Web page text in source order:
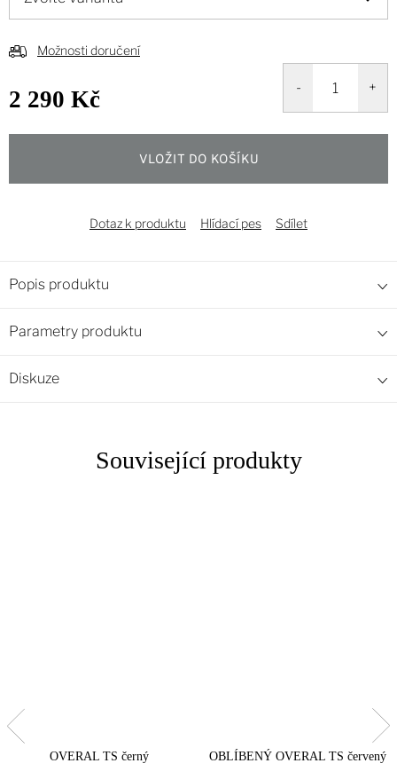
Možnosti doručení
2 290 Kč
VLOŽIT DO KOŠÍKU
Dotaz k produktu Hlídací pes Sdílet
Popis produktu
Parametry produktu
Diskuze
Související produkty
OVERAL TS černý OBLÍBENÝ OVERAL TS červený